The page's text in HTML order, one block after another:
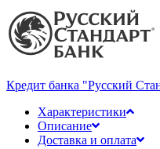
Кредит банка "Русский
Характеристики
Описание
Доставка и оплата